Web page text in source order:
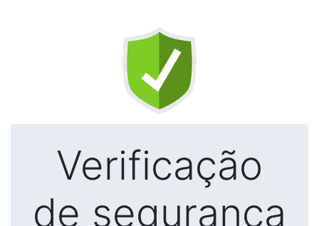
Verificação
de segurança